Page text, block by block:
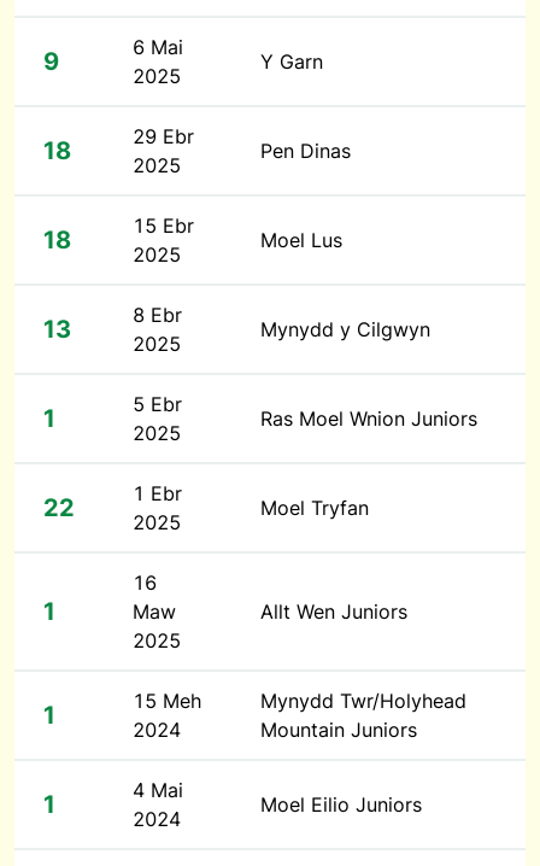
9
6 Mai
2025
Y Garn
18
29 Ebr
2025
Pen Dinas
18
15 Ebr
2025
Moel Lus
13
8 Ebr
2025
Mynydd y Cilgwyn
1
5 Ebr
2025
Ras Moel Wnion Juniors
22
1 Ebr
2025
Moel Tryfan
1
16
Maw
2025
Allt Wen Juniors
1
15 Meh
2024
Mynydd Twr/Holyhead
Mountain Juniors
1
4 Mai
2024
Moel Eilio Juniors